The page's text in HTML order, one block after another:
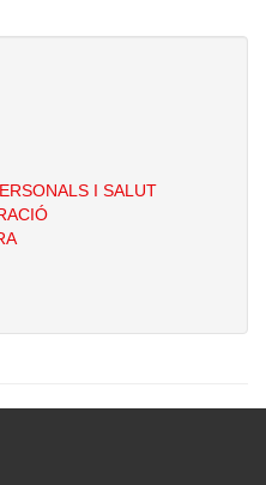
I SALUT